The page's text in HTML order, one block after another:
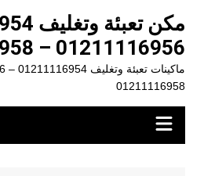
المحتوى01211116956 – 01211116958
01211116958